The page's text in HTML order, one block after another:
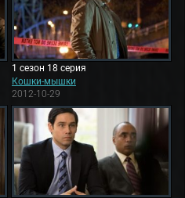
1 сезон 18 серия
Кошки-мышки
2012-10-29